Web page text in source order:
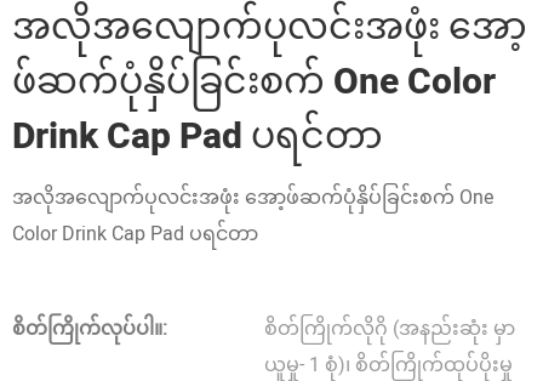
အလိုအလျောက်ပုလင်းအဖုံး အော့
ဖ်ဆက်ပုံနှိပ်ခြင်းစက် One Color
Drink Cap Pad ပရင်တာ
အလိုအလျောက်ပုလင်းအဖုံး အော့ဖ်ဆက်ပုံနှိပ်ခြင်းစက် One
Color Drink Cap Pad ပရင်တာ
စိတ်ကြိုက်လုပ်ပါ။:
စိတ်ကြိုက်လိုဂို (အနည်းဆုံး မှာ
ယူမှု- 1 စုံ)၊ စိတ်ကြိုက်ထုပ်ပိုးမှု